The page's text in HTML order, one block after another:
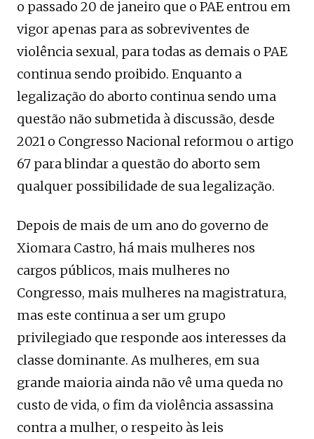
o passado 20 de janeiro que o PAE entrou em
vigor apenas para as sobreviventes de
violência sexual, para todas as demais o PAE
continua sendo proibido. Enquanto a
legalização do aborto continua sendo uma
questão não submetida à discussão, desde
2021 o Congresso Nacional reformou o artigo
67 para blindar a questão do aborto sem
qualquer possibilidade de sua legalização.
Depois de mais de um ano do governo de
Xiomara Castro, há mais mulheres nos
cargos públicos, mais mulheres no
Congresso, mais mulheres na magistratura,
mas este continua a ser um grupo
privilegiado que responde aos interesses da
classe dominante. As mulheres, em sua
grande maioria ainda não vê uma queda no
custo de vida, o fim da violência assassina
contra a mulher, o respeito às leis